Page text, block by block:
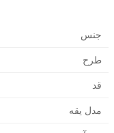
جنس
طرح
قد
مدل یقه